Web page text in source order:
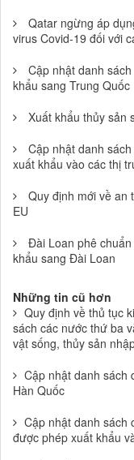
Qatar ngừng áp
virus Covid-19 đối với
Cập nhật danh
khẩu sang Trung Quốc
Xuất khẩu thủy sản
Cập nhật danh
xuất khẩu vào các thị
Quy định mới về an
EU
Đài Loan phê
khẩu sang Đài Loan
Những tin cũ hơn
Quy định về thủ tục
sách các nước thứ ba
vật sống, thủy sản
Cập nhật danh sách
Hàn Quốc
Cập nhật danh sách
được phép xuất khẩu